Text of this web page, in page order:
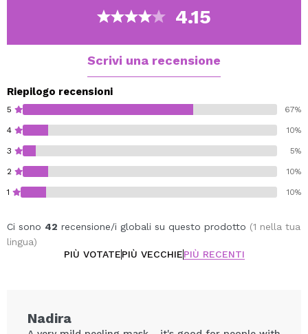
principi attivi della tua routine.
È arricchita con Antileuchina 6, un fattore di protezione
insieme a glicerina, allantoina e provitamina B5,
morbidezza alla pelle.
Ideale per pelli sensibili che desiderano un'esfoliazione
efficace, delicata e rispettosa.
Vegan.
Cruelty free.
4.15
Scrivi una recensione
Riepilogo recensioni
5 67%
4 10%
3 5%
2 10%
1 10%
Ci sono 42 recensione/i globali su questo prodotto (1 nella tua
lingua)
PIÙ VOTATEPIÙ VECCHIEPIÙ RECENTI
Nadira